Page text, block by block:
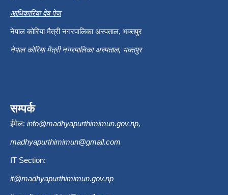
आधिकारिक वेव पेज
नेपाल कोरिया मैत्री नगरपालिका अस्पताल, भक्तपुर
नेपाल कोरिया मैत्री नगरपालिका अस्पताल, भक्तपुर
सम्पर्क
ईमेल: info@madhyapurthimimun.gov.np,
madhyapurthimimun@gmail.com
IT Section:
it@madhyapurthimimun.gov.np